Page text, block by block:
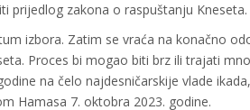
prijedlog zakona o raspuštanju Kneseta.
izbora. Zatim se vraća na konačno
Proces bi mogao biti brz ili trajati
na čelo najdesničarskije vlade
Hamasa 7. oktobra 2023. godine.